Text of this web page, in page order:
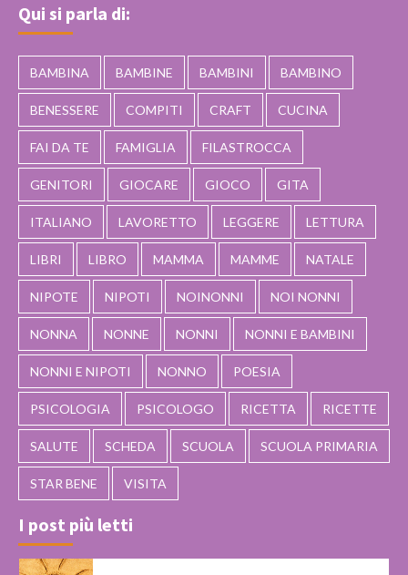
Qui si parla di:
BAMBINA BAMBINE BAMBINI BAMBINO
BENESSERE COMPITI CRAFT CUCINA
FAI DA TE FAMIGLIA FILASTROCCA
GENITORI GIOCARE GIOCO GITA
ITALIANO LAVORETTO LEGGERE LETTURA
LIBRI LIBRO MAMMA MAMME NATALE
NIPOTE NIPOTI NOINONNI NOI NONNI
NONNA NONNE NONNI NONNI E BAMBINI
NONNI E NIPOTI NONNO POESIA
PSICOLOGIA PSICOLOGO RICETTA RICETTE
SALUTE SCHEDA SCUOLA SCUOLA PRIMARIA
STAR BENE VISITA
I post più letti